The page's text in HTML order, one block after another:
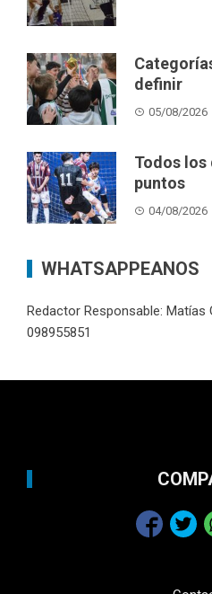
definir
05/08/2026
Todos los
puntos
04/08/2026
WHATSAPPEANOS
Redactor Responsable: Matías
098955851